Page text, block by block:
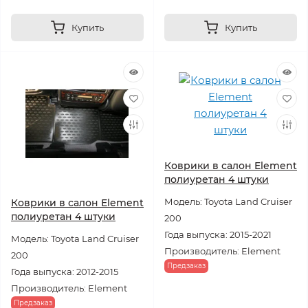
Купить Купить
Коврики в салон Element
полиуретан 4 штуки
Модель: Toyota Land Cruiser
200
Года выпуска: 2012-2015
Производитель: Element
Предзаказ
Коврики в салон Element
полиуретан 4 штуки
Модель: Toyota Land Cruiser
200
Года выпуска: 2015-2021
Производитель: Element
Предзаказ